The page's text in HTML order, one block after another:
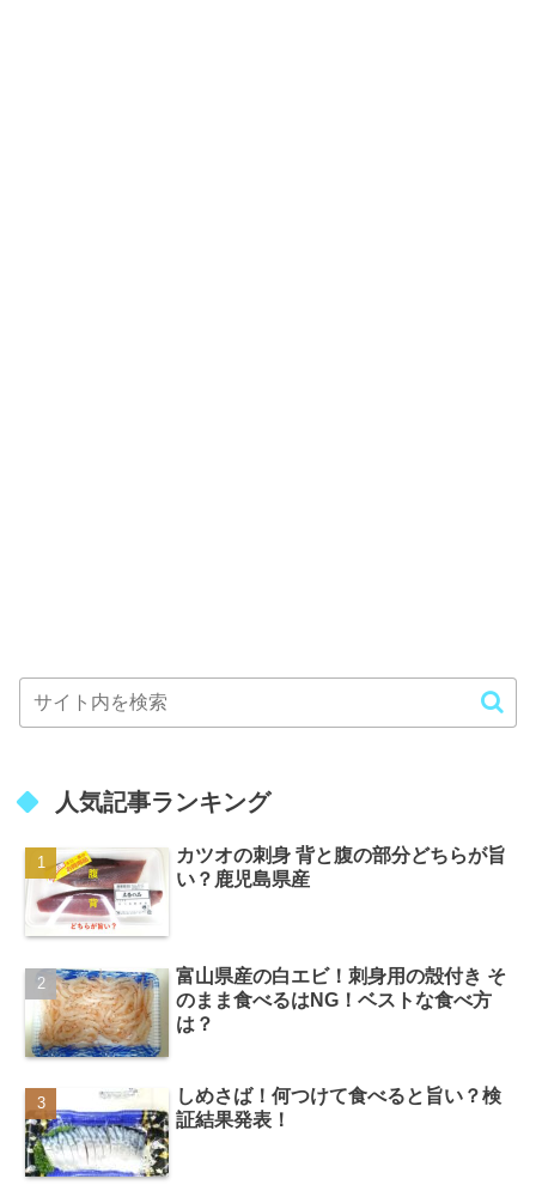
人気記事ランキング
カツオの刺身 背と腹の部分どちらが旨
い？鹿児島県産
富山県産の白エビ！刺身用の殻付き そ
のまま食べるはNG！ベストな食べ方
は？
しめさば！何つけて食べると旨い？検
証結果発表！